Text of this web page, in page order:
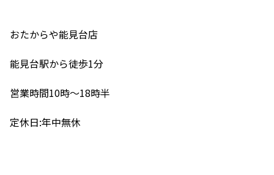
おたからや能見台店
能見台駅から徒歩1分
営業時間10時〜18時半
定休日:年中無休